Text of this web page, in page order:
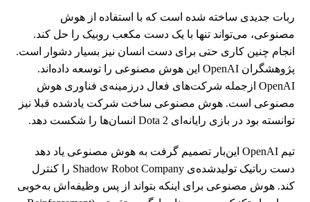
ربات جدیدی ساخته شده است که با استفاده از هوش
مصنوعی، می‌تواند تنها با یک دست مکعب روبیک را حل کند.
انجام چنین کاری حتی برای دست انسان نیز بسیار دشوار است.
پژوهشگران OpenAI این هوش مصنوعی را توسعه داده‌اند.
OpenAI ازجمله شرکت‌های فعال درزمینه‌ی فناوری هوش
مصنوعی است. هوش مصنوعی ساخت شرکت یادشده قبلا نیز
توانسته بود در بازی رایانه‌ای Dota 2 انسان‌ها را شکست دهد.
تیم OpenAI این‌بار تصمیم گرفت به هوش مصنوعی یاد دهد
دست رباتیک تولید‌شده‌ی Shadow Robot Company را کنترل
کند. هوش مصنوعی برای اینکه بتواند از پس وظیفه‌اش به‌خوبی